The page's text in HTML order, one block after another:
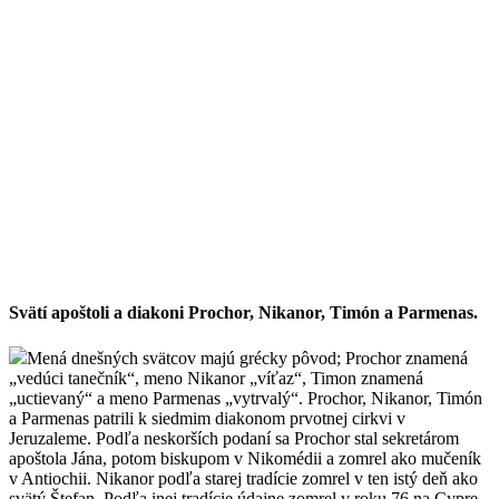
Svätí apoštoli a diakoni Prochor, Nikanor, Timón a Parmenas.
Mená dnešných svätcov majú grécky pôvod; Prochor znamená
„vedúci tanečník“, meno Nikanor „víťaz“, Timon znamená
„uctievaný“ a meno Parmenas „vytrvalý“. Prochor, Nikanor, Timón
a Parmenas patrili k siedmim diakonom prvotnej cirkvi v
Jeruzaleme. Podľa neskorších podaní sa Prochor stal sekretárom
apoštola Jána, potom biskupom v Nikomédii a zomrel ako mučeník
v Antiochii. Nikanor podľa starej tradície zomrel v ten istý deň ako